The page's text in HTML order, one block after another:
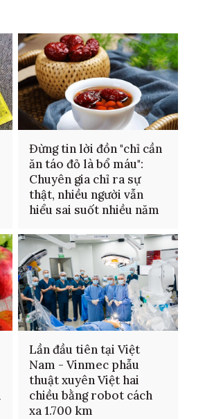
Đừng tin lời đồn "chỉ cần
ăn táo đỏ là bổ máu":
Chuyên gia chỉ ra sự
thật, nhiều người vẫn
hiểu sai suốt nhiều năm
Lần đầu tiên tại Việt
Nam - Vinmec phẫu
thuật xuyên Việt hai
chiều bằng robot cách
xa 1.700 km